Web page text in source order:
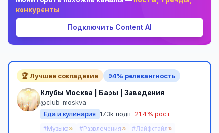
конкуренты
Подключить Content AI
🏆 Лучшее совпадение 94% релевантность
Клубы Москва | Бары | Заведения
@club_moskva
Еда и кулинария 17.3k подп.-21.4% рост
#Музыка 35 #Развлечения 25 #Лайфстайл 15